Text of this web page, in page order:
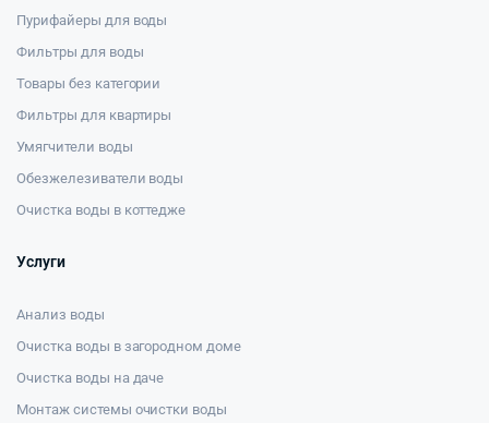
Пурифайеры для воды
Фильтры для воды
Товары без категории
Фильтры для квартиры
Умягчители воды
Обезжелезиватели воды
Очистка воды в коттедже
Услуги
Анализ воды
Очистка воды в загородном доме
Очистка воды на даче
Монтаж системы очистки воды